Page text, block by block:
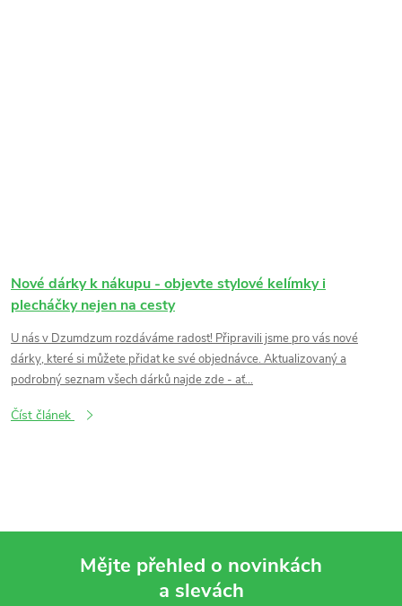
Nové dárky k nákupu - objevte stylové kelímky i
plecháčky nejen na cesty
U nás v Dzumdzum rozdáváme radost! Připravili jsme pro vás nové
dárky, které si můžete přidat ke své objednávce. Aktualizovaný a
podrobný seznam všech dárků najde zde - ať...
Číst článek
Mějte přehled o novinkách
a slevách